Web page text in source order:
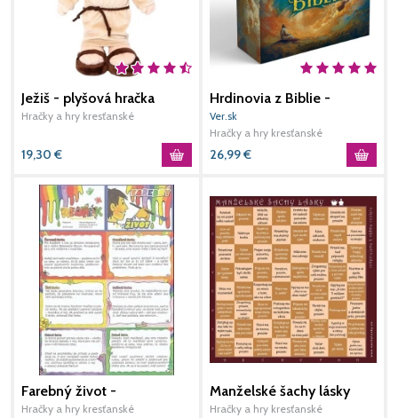
Ježiš - plyšová hračka
Hračky a hry kresťanské
19,30 €
Hrdinovia z Biblie -
stolová spoločenská hra
Ver.sk
Hračky a hry kresťanské
26,99€
Farebný život -
vystrihovačka A4
Hračky a hry kresťanské
Manželské šachy lásky
(hnedé)
Hračky a hry kresťanské